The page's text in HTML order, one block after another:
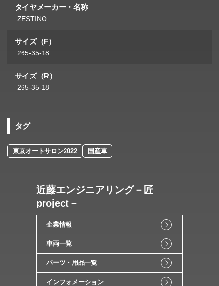
タイヤメーカー・名称
ZESTINO
サイズ（F）
265-35-18
サイズ（R）
265-35-18
タグ
東京オートサロン2022 国産車
近藤エンジニアリング－匠
project－
企業情報
車両一覧
パーツ・用品一覧
インフォメーション